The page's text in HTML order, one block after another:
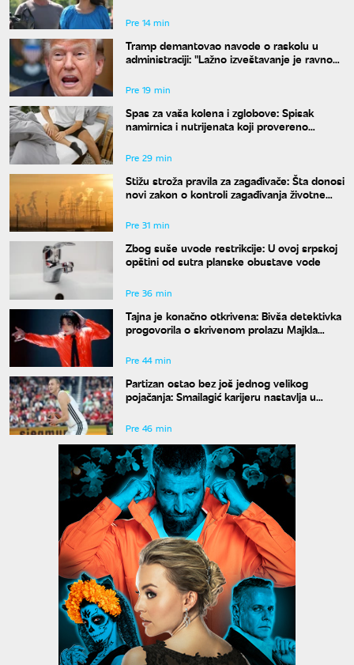
Pre 14 min
Tramp demantovao navode o raskolu u
administraciji: "Lažno izveštavanje je ravno
Pre 19 min
Spas za vaša kolena i zglobove: Spisak
namirnica i nutrijenata koji provereno
Pre 29 min
Stižu stroža pravila za zagađivače: Šta donosi
novi zakon o kontroli zagađivanja životne
Pre 31 min
Zbog suše uvode restrikcije: U ovoj srpskoj
opštini od sutra planske obustave vode
Pre 36 min
Tajna je konačno otkrivena: Bivša detektivka
progovorila o skrivenom prolazu Majkla
Pre 44 min
Partizan ostao bez još jednog velikog
pojačanja: Smailagić karijeru nastavlja u
Pre 46 min